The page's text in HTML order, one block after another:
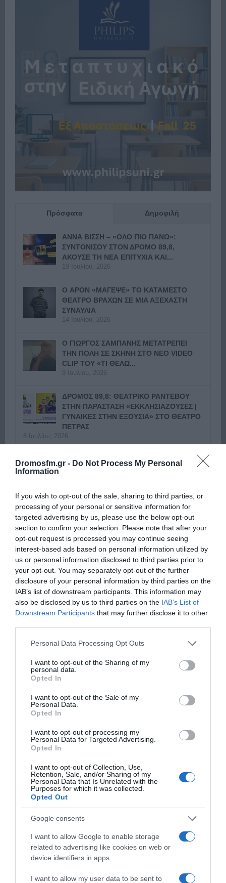
Dromosfm.gr - Do Not Process My Personal
Information
If you wish to opt-out of the sale, sharing to third parties, or
processing of your personal or sensitive information for
targeted advertising by us, please use the below opt-out
section to confirm your selection. Please note that after your
opt-out request is processed you may continue seeing
interest-based ads based on personal information utilized by
us or personal information disclosed to third parties prior to
your opt-out. You may separately opt-out of the further
disclosure of your personal information by third parties on the
IAB’s list of downstream participants. This information may
also be disclosed by us to third parties on the IAB’s List of
Downstream Participants that may further disclose it to other
Please note that this website/app uses one or more Google
not limited to your visit or usage behaviour. You may click to
grant or deny consent to Google and its third-party tags to
use your data for below specified purposes in below Google
consent section.
Personal Data Processing Opt Outs
I want to opt-out of the Sharing of my
personal data.
Opted In
I want to opt-out of the Sale of my
Personal Data.
Opted In
I want to opt-out of processing my
Personal Data for Targeted Advertising.
Opted In
I want to opt-out of Collection, Use,
Retention, Sale, and/or Sharing of my
Personal Data that Is Unrelated with the
Purposes for which it was collected.
Opted Out
Google consents
I want to allow Google to enable storage
related to advertising like cookies on web or
device identifiers in apps.
I want to allow my user data to be sent to
Πρόσφατα Δημοφιλή
ΑΝΝΑ ΒΙΣΣΗ – «ΟΛΟ ΠΙΟ ΠΑΝΩ»:
ΣΥΝΤΟΝΙΣΟΥ ΣΤΟΝ ΔΡΟΜΟ 89,8,
ΑΚΟΥΣΕ ΤΗ ΝΕΑ ΕΠΙΤΥΧΙΑ ΚΑΙ...
19 Ιουλίου, 2026
Ο APON «ΜΑΓΕΨΕ» ΤΟ ΚΑΤΑΜΕΣΤΟ
ΘΕΑΤΡΟ ΒΡΑΧΩΝ ΣΕ ΜΙΑ ΑΞΕΧΑΣΤΗ
ΣΥΝΑΥΛΙΑ
14 Ιουλίου, 2026
Ο ΓΙΩΡΓΟΣ ΣΑΜΠΑΝΗΣ ΜΕΤΑΤΡΕΠΕΙ
ΤΗΝ ΠΟΛΗ ΣΕ ΣΚΗΝΗ ΣΤΟ ΝΕΟ VIDEO
CLIP ΤΟΥ «ΤΙ ΘΕΛΩ...
9 Ιουλίου, 2026
ΔΡΟΜΟΣ 89,8: ΘΕΑΤΡΙΚΟ ΡΑΝΤΕΒΟΥ
ΣΤΗΝ ΠΑΡΑΣΤΑΣΗ «ΕΚΚΛΗΣΙΑΖΟΥΣΕΣ |
ΓΥΝΑΙΚΕΣ ΣΤΗΝ ΕΞΟΥΣΙΑ» ΣΤΟ ΘΕΑΤΡΟ
ΠΕΤΡΑΣ
8 Ιουλίου, 2026
ΔΡΟΜΟΣ 89,8: Ο ΓΙΩΡΓΟΣ ΣΑΜΠΑΝΗΣ
ΕΠΙΣΤΡΕΦΕΙ ΣΤΟ ΚΑΤΡΑΚΕΙΟ ΓΙΑ ΤΗ
8 Ιουλίου, 2026
Επόμενο »
ΕΙΠΕΣ – ΦΕΡΡΗΣ ΘΟΔΩΡΗΣ
ΛΟΓΑΡΙΑΣΜΟΣ - ΛΙΟΛΙΟΥ ΚΑΤΕΡΙΝΑ